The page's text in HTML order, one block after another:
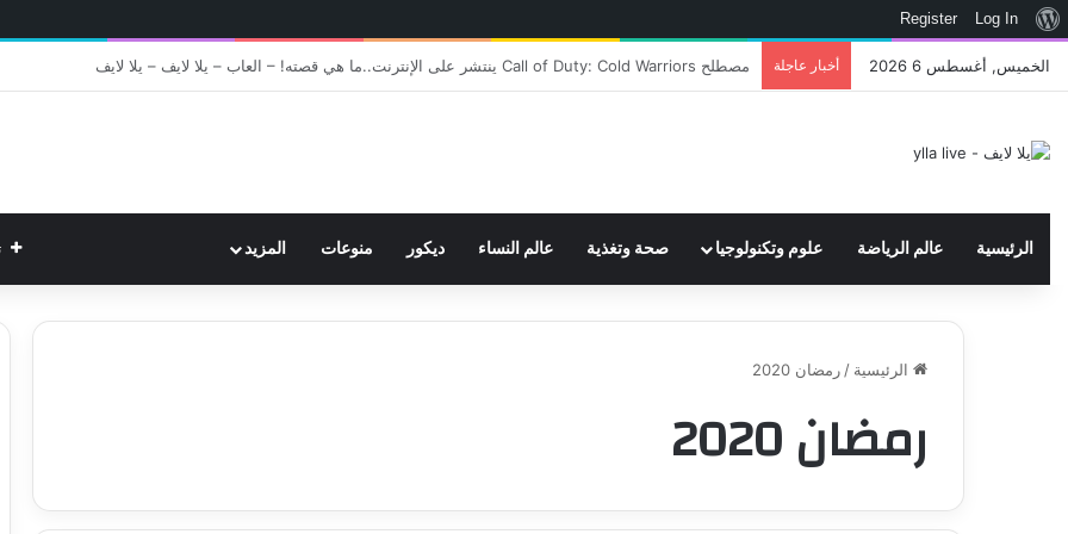
نبذة
ووردبريس
Log In
Register
الخميس, أغسطس 6 2026 أخبار عاجلة اتحاد WWE يسجل ثلاث علامات تجارية تتعلق في الألعاب..هل هناك إعلان قريب! – العاب – يلا لايف – يلا لايف
الرئيسية عالم الرياضة علوم وتكنولوجيا صحة وتغذية عالم النساء ديكور منوعات المزيد
الرئيسية / رمضان 2020
رمضان 2020